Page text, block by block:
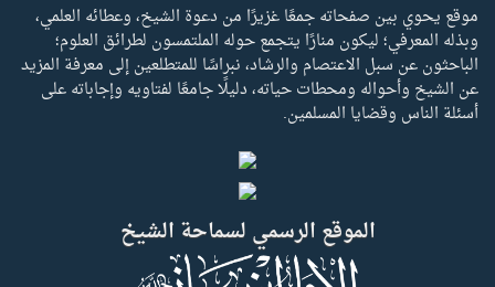
موقع يحوي بين صفحاته جمعًا غزيرًا من دعوة الشيخ، وعطائه العلمي،
وبذله المعرفي؛ ليكون منارًا يتجمع حوله الملتمسون لطرائق العلوم؛
الباحثون عن سبل الاعتصام والرشاد، نبراسًا للمتطلعين إلى معرفة المزيد
عن الشيخ وأحواله ومحطات حياته، دليلًا جامعًا لفتاويه وإجاباته على
أسئلة الناس وقضايا المسلمين.
الموقع الرسمي لسماحة الشيخ